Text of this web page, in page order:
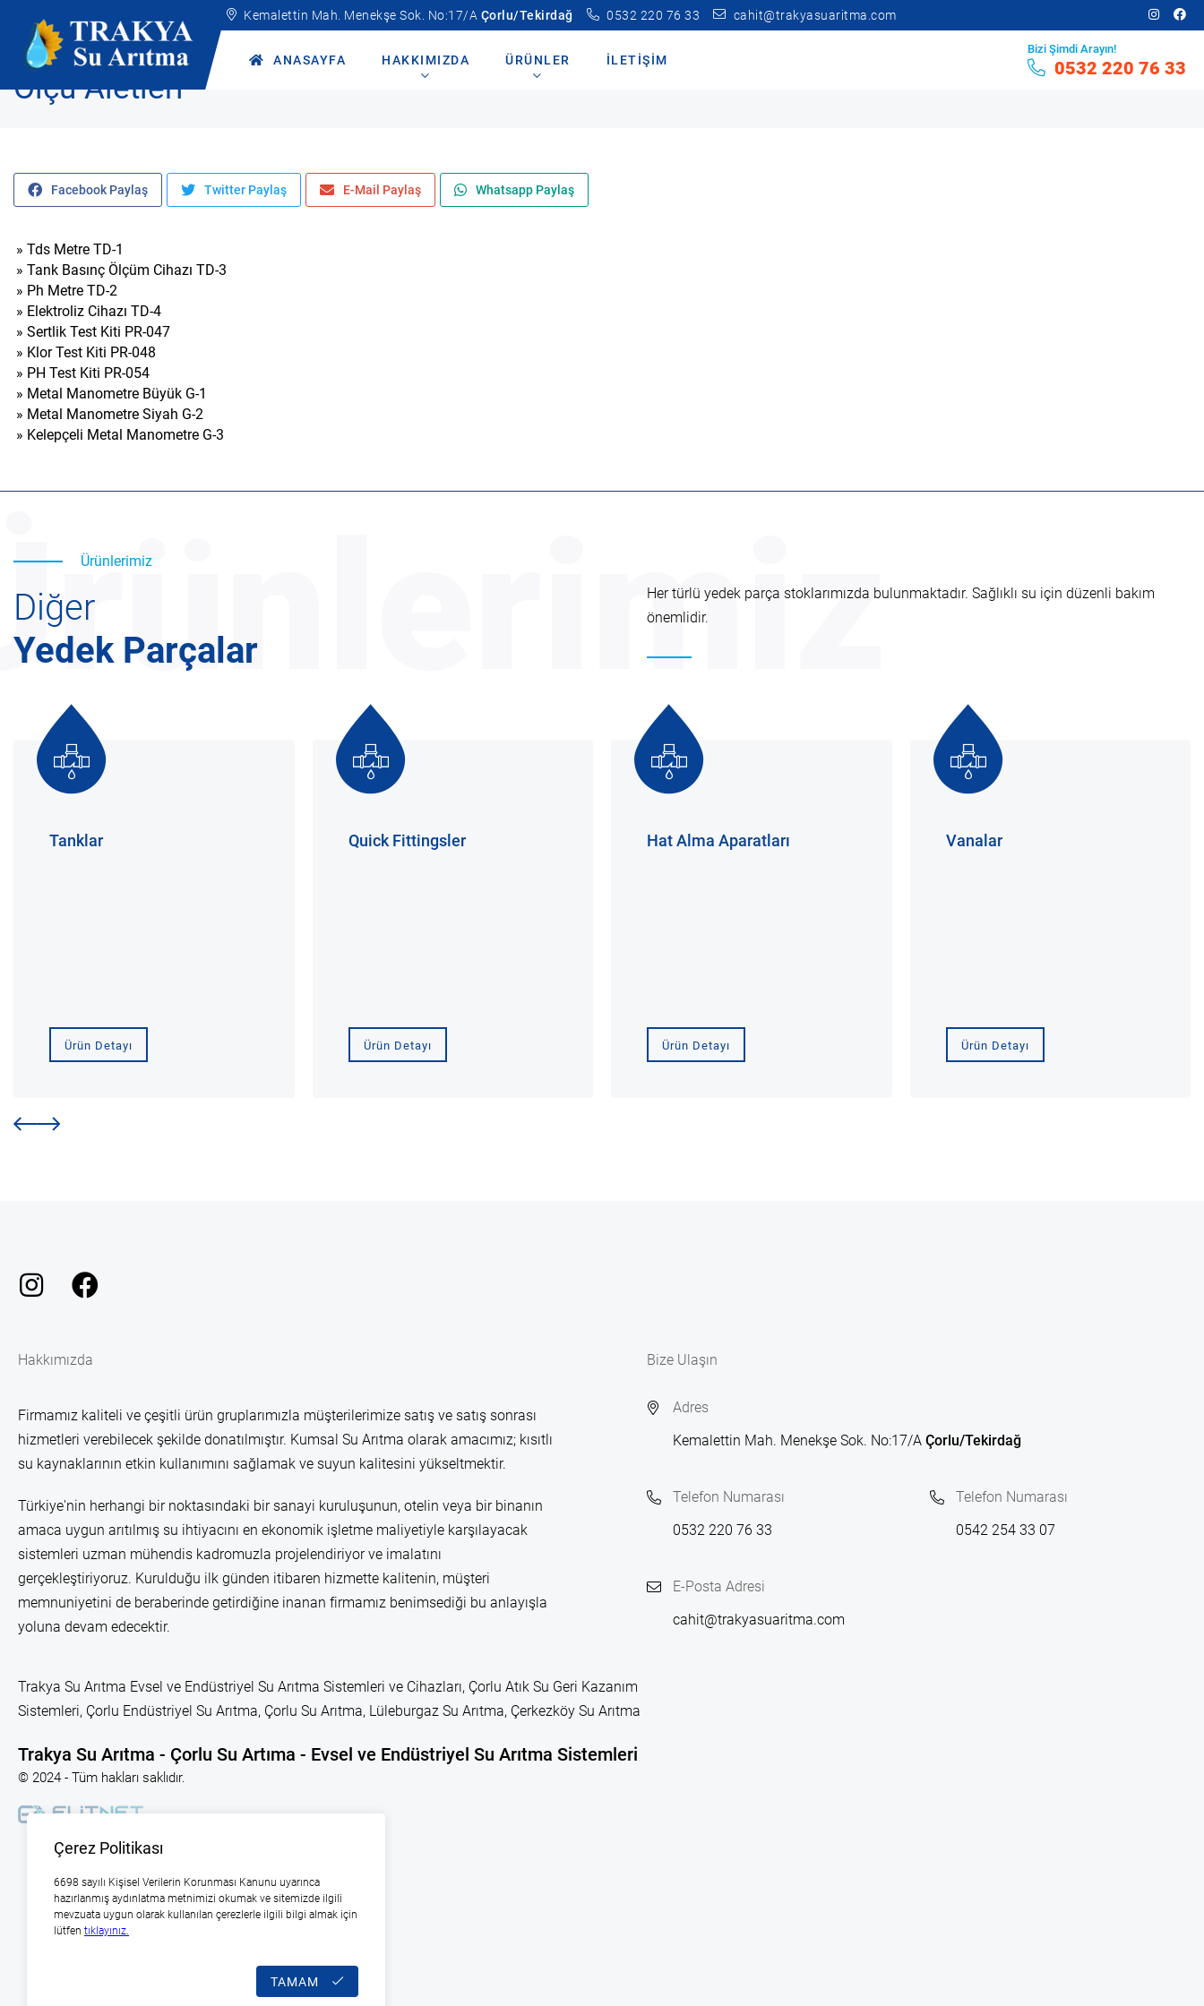
Kemalettin Mah. Menekşe Sok. No:17/A Çorlu/Tekirdağ 0532 220 76 33 cahit@trakyasuaritma.com
ANASAYFA HAKKIMIZDA ÜRÜNLER İLETIŞIM
Bizi Şimdi Arayın!
0532 220 76 33
Anasayfa Ürünler Yedek Parçalar
Ölçü Aletleri
Facebook Paylaş Twitter Paylaş E-Mail Paylaş Whatsapp Paylaş
» Tds Metre TD-1
» Tank Basınç Ölçüm Cihazı TD-3
» Ph Metre TD-2
» Elektroliz Cihazı TD-4
» Sertlik Test Kiti PR-047
» Klor Test Kiti PR-048
» PH Test Kiti PR-054
» Metal Manometre Büyük G-1
» Metal Manometre Siyah G-2
» Kelepçeli Metal Manometre G-3
Ürünlerimiz
Diğer
Yedek Parçalar
Her türlü yedek parça stoklarımızda bulunmaktadır. Sağlıklı su için düzenli bakım
önemlidir.
Tanklar
Ürün Detayı
Quick Fittingsler
Ürün Detayı
Hat Alma Aparatları
Ürün Detayı
Vanalar
Ürün Detayı
Hakkımızda
Firmamız kaliteli ve çeşitli ürün gruplarımızla müşterilerimize satış ve satış sonrası
hizmetleri verebilecek şekilde donatılmıştır. Kumsal Su Arıtma olarak amacımız; kısıtlı
su kaynaklarının etkin kullanımını sağlamak ve suyun kalitesini yükseltmektir.
Türkiye'nin herhangi bir noktasındaki bir sanayi kuruluşunun, otelin veya bir binanın
amaca uygun arıtılmış su ihtiyacını en ekonomik işletme maliyetiyle karşılayacak
sistemleri uzman mühendis kadromuzla projelendiriyor ve imalatını
gerçekleştiriyoruz. Kurulduğu ilk günden itibaren hizmette kalitenin, müşteri
memnuniyetini de beraberinde getirdiğine inanan firmamız benimsediği bu anlayışla
yoluna devam edecektir.
Bize Ulaşın
Adres
Kemalettin Mah. Menekşe Sok. No:17/A Çorlu/Tekirdağ
Telefon Numarası
0532 220 76 33
Telefon Numarası
0542 254 33 07
E-Posta Adresi
cahit@trakyasuaritma.com
Trakya Su Arıtma Evsel ve Endüstriyel Su Arıtma Sistemleri ve Cihazları, Çorlu Atık Su Geri Kazanım
Sistemleri, Çorlu Endüstriyel Su Arıtma, Çorlu Su Arıtma, Lüleburgaz Su Arıtma, Çerkezköy Su Arıtma
Trakya Su Arıtma - Çorlu Su Artıma - Evsel ve Endüstriyel Su Arıtma Sistemleri
© 2024 - Tüm hakları saklıdır.
Çerez Politikası
6698 sayılı Kişisel Verilerin Korunması Kanunu uyarınca
hazırlanmış aydınlatma metnimizi okumak ve sitemizde ilgili
mevzuata uygun olarak kullanılan çerezlerle ilgili bilgi almak için
lütfen tıklayınız.
TAMAM